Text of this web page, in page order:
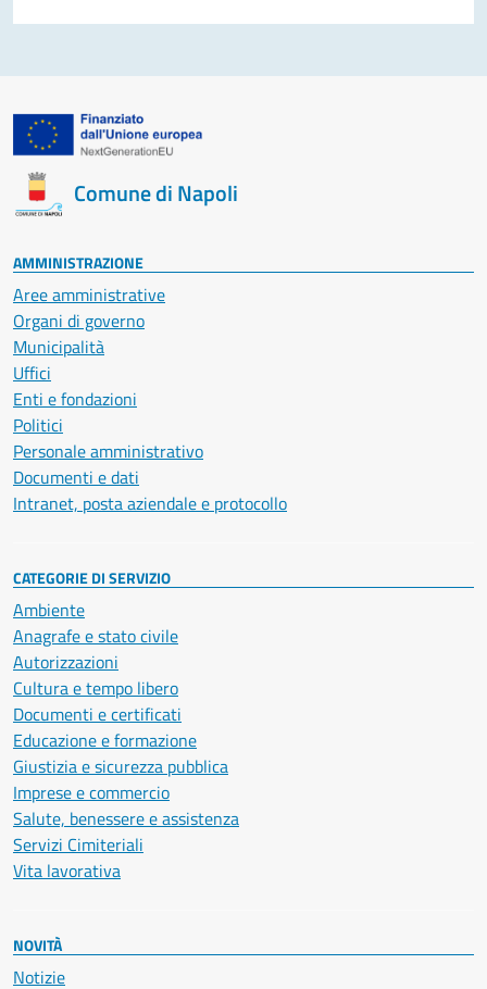
Comune di Napoli
AMMINISTRAZIONE
Aree amministrative
Organi di governo
Municipalità
Uffici
Enti e fondazioni
Politici
Personale amministrativo
Documenti e dati
Intranet, posta aziendale e protocollo
CATEGORIE DI SERVIZIO
Ambiente
Anagrafe e stato civile
Autorizzazioni
Cultura e tempo libero
Documenti e certificati
Educazione e formazione
Giustizia e sicurezza pubblica
Imprese e commercio
Salute, benessere e assistenza
Servizi Cimiteriali
Vita lavorativa
NOVITÀ
Notizie